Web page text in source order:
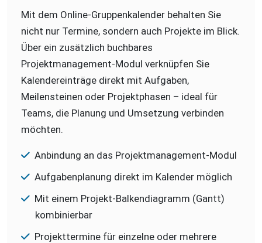
Mit dem Online-Gruppenkalender behalten Sie
nicht nur Termine, sondern auch Projekte im Blick.
Über ein zusätzlich buchbares
Projektmanagement-Modul verknüpfen Sie
Kalendereinträge direkt mit Aufgaben,
Meilensteinen oder Projektphasen – ideal für
Teams, die Planung und Umsetzung verbinden
möchten.
Anbindung an das Projektmanagement-Modul
Aufgabenplanung direkt im Kalender möglich
Mit einem Projekt-Balkendiagramm (Gantt)
kombinierbar
Projekttermine für einzelne oder mehrere